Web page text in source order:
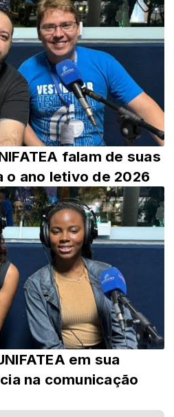
falam de suas
ano letivo de 2026
em sua
na comunicação